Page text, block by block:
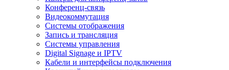
Конференц-связь
Видеокоммутация
Системы отображения
Запись и трансляция
Системы управления
Digital Signage и IPTV
Кабели и интерфейсы подключения